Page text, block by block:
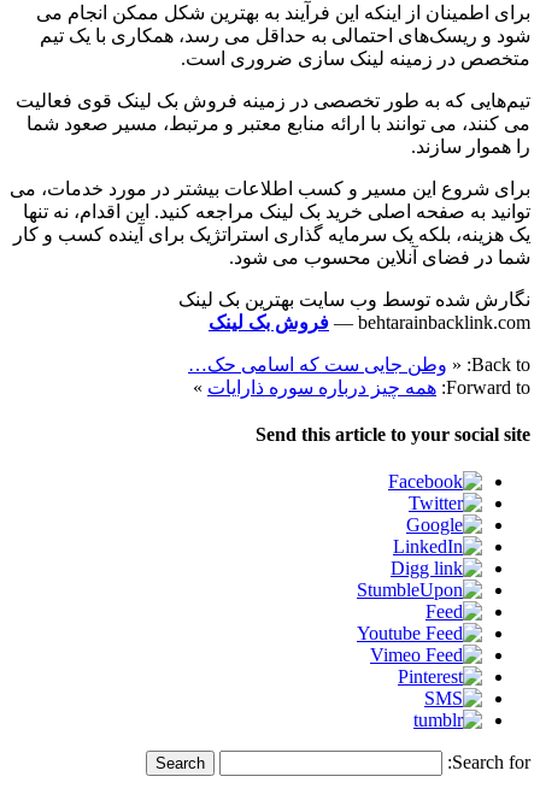
برای اطمینان از اینکه این فرآیند به بهترین شکل ممکن انجام می
شود و ریسک‌های احتمالی به حداقل می رسد، همکاری با یک تیم
متخصص در زمینه لینک سازی ضروری است.
تیم‌هایی که به طور تخصصی در زمینه فروش بک لینک قوی فعالیت
می کنند، می توانند با ارائه منابع معتبر و مرتبط، مسیر صعود شما
را هموار سازند.
برای شروع این مسیر و کسب اطلاعات بیشتر در مورد خدمات، می
توانید به صفحه اصلی خرید بک لینک مراجعه کنید. این اقدام، نه تنها
یک هزینه، بلکه یک سرمایه گذاری استراتژیک برای آینده کسب و کار
شما در فضای آنلاین محسوب می شود.
نگارش شده توسط وب سایت بهترین بک لینک
behtarainbacklink.com —
فروش بک لینک
Back to:
« وطن جایی ست که اسامی حک…
Forward to: همه چیز درباره سوره ذارایات »
Send this article to your social site
Search for: